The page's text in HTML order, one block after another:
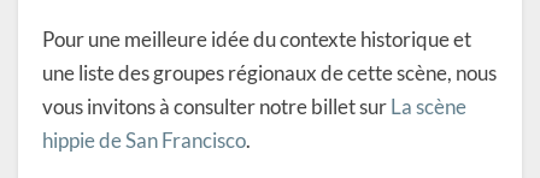
Pour une meilleure idée du contexte historique et
une liste des groupes régionaux de cette scène, nous
vous invitons à consulter notre billet surLa scène
hippie de San Francisco.